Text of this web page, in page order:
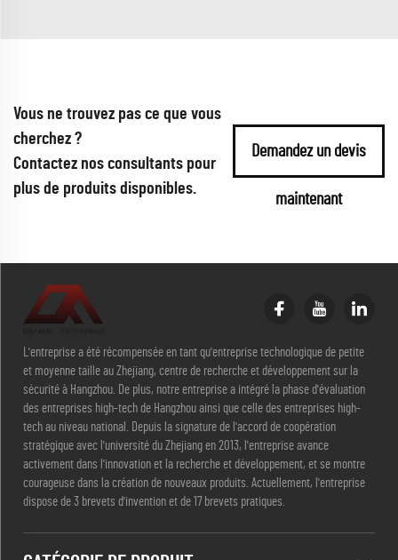
Vous ne trouvez pas ce que vous
cherchez ?
Contactez nos consultants pour
plus de produits disponibles.
Demandez un devis
maintenant
L'entreprise a été récompensée en tant qu'entreprise technologique de petite
et moyenne taille au Zhejiang, centre de recherche et développement sur la
sécurité à Hangzhou. De plus, notre entreprise a intégré la phase d'évaluation
des entreprises high-tech de Hangzhou ainsi que celle des entreprises high-
tech au niveau national. Depuis la signature de l'accord de coopération
stratégique avec l'université du Zhejiang en 2013, l'entreprise avance
activement dans l'innovation et la recherche et développement, et se montre
courageuse dans la création de nouveaux produits. Actuellement, l'entreprise
dispose de 3 brevets d'invention et de 17 brevets pratiques.